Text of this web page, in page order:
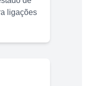
ligações